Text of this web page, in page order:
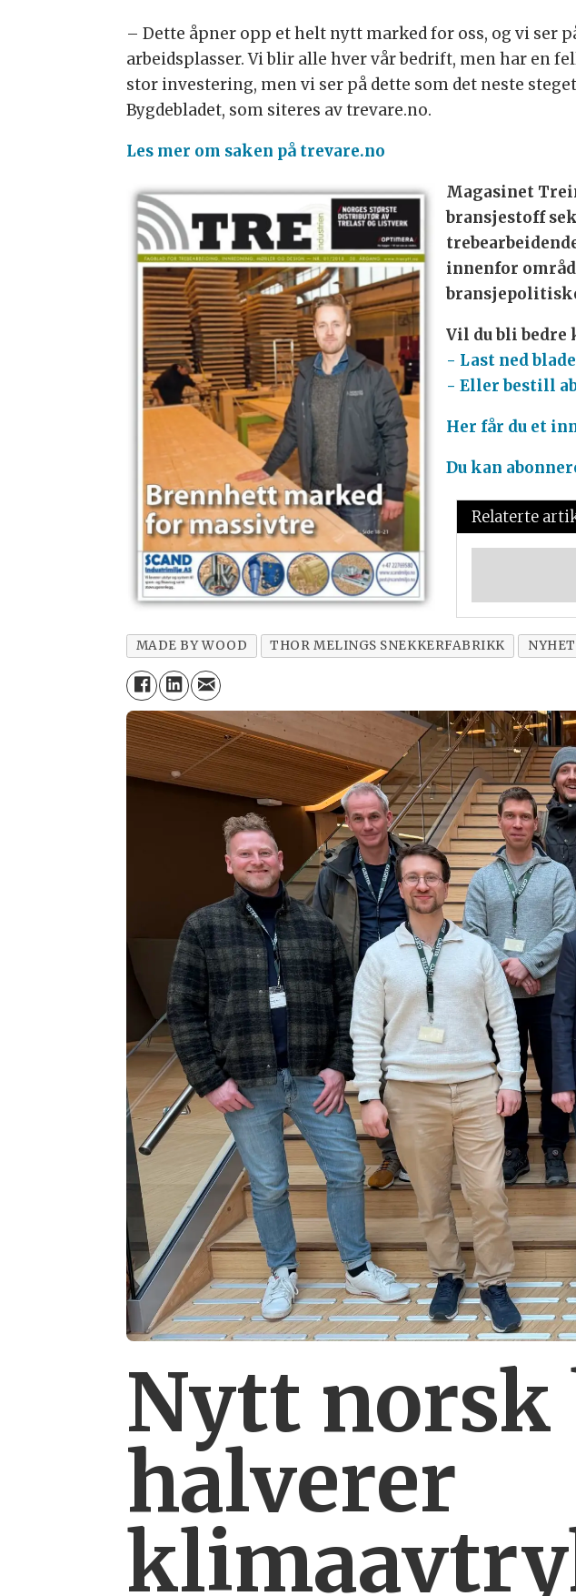
– Dette åpner opp et helt nytt marked for oss, og vi ser
arbeidsplasser. Vi blir alle hver vår bedrift, men har en
stor investering, men vi ser på dette som det neste
Bygdebladet, som siteres av trevare.no.
Les mer om saken på trevare.no
Magasinet
bransjestoff
innenfor
Vil du bli bedre
- Last ned
- Eller bestill
Her får du et
Du kan
Relaterte
MADE BY WOOD THOR MELINGS SNEKKERFABRIKK
Nytt norsk
halverer